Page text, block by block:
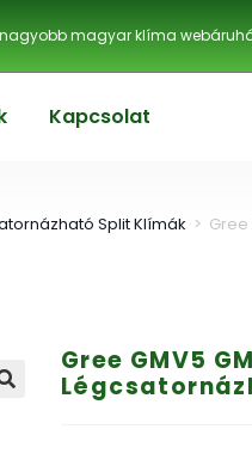
magyar klíma
Kapcsolat
Split Klímák > Gree
Gree GMV5